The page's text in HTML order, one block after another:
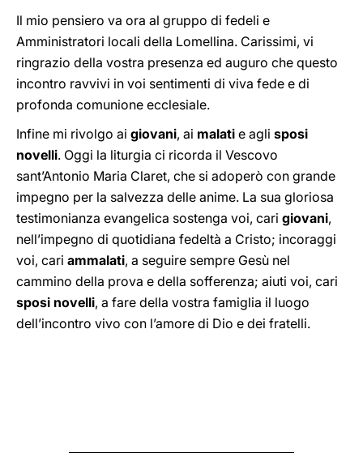
Il mio pensiero va ora al gruppo di fedeli e
Amministratori locali della Lomellina. Carissimi, vi
ringrazio della vostra presenza ed auguro che questo
incontro ravvivi in voi sentimenti di viva fede e di
profonda comunione ecclesiale.
Infine mi rivolgo ai giovani, ai malati e agli sposi
novelli. Oggi la liturgia ci ricorda il Vescovo
sant’Antonio Maria Claret, che si adoperò con grande
impegno per la salvezza delle anime. La sua gloriosa
testimonianza evangelica sostenga voi, cari giovani,
nell’impegno di quotidiana fedeltà a Cristo; incoraggi
voi, cari ammalati, a seguire sempre Gesù nel
cammino della prova e della sofferenza; aiuti voi, cari
sposi novelli, a fare della vostra famiglia il luogo
dell’incontro vivo con l’amore di Dio e dei fratelli.